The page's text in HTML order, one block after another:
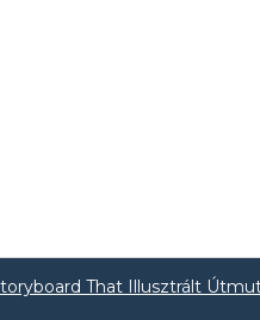
That Illusztrált